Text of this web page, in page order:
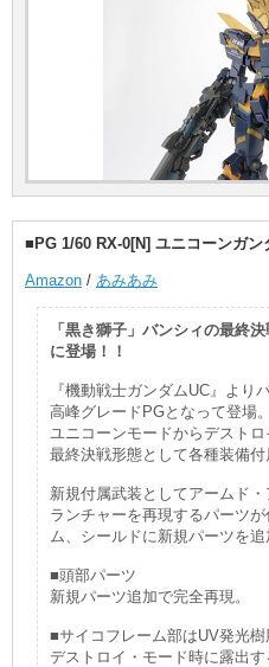
■PG 1/60 RX-0[N] ユニコーンガ
Amazon / あみあみ
「黒き獅子」バンシィの最終
に登場！！
『機動戦士ガンダムUC』より
高峰グレードPGとなって登場。
ユニコーンモードからデスト
最終決戦形態として各種装備付
新規付属武装としてアームド
ランチャーを再現するパーツ
ム、シールドに新規パーツを追
■頭部パーツ
新規パーツ追加で完全再現。
■サイコフレーム部はUV発光樹
デストロイ・モード時に露出